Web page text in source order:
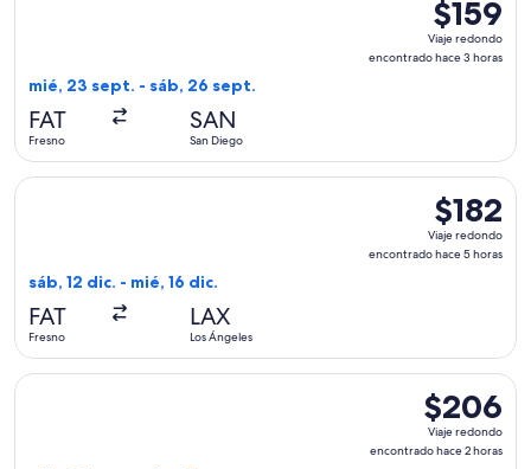
$159
Viaje
redondo,
$159
Viaje redondo
encontrado hace 3 horas
mié, 23 sept. - sáb, 26 sept.
FAT
Fresno
SAN
San Diego
$182
Viaje
redondo,
$182
Viaje redondo
encontrado hace 5 horas
sáb, 12 dic. - mié, 16 dic.
FAT
Fresno
LAX
Los Ángeles
Seleccionar vuelo de Southwest Airlines, con salida el sáb,
$206
Viaje
redondo,
$206
Viaje redondo
encontrado hace 2 horas
Seleccionar vuelo de Southwest Airlines, con salida el sáb,